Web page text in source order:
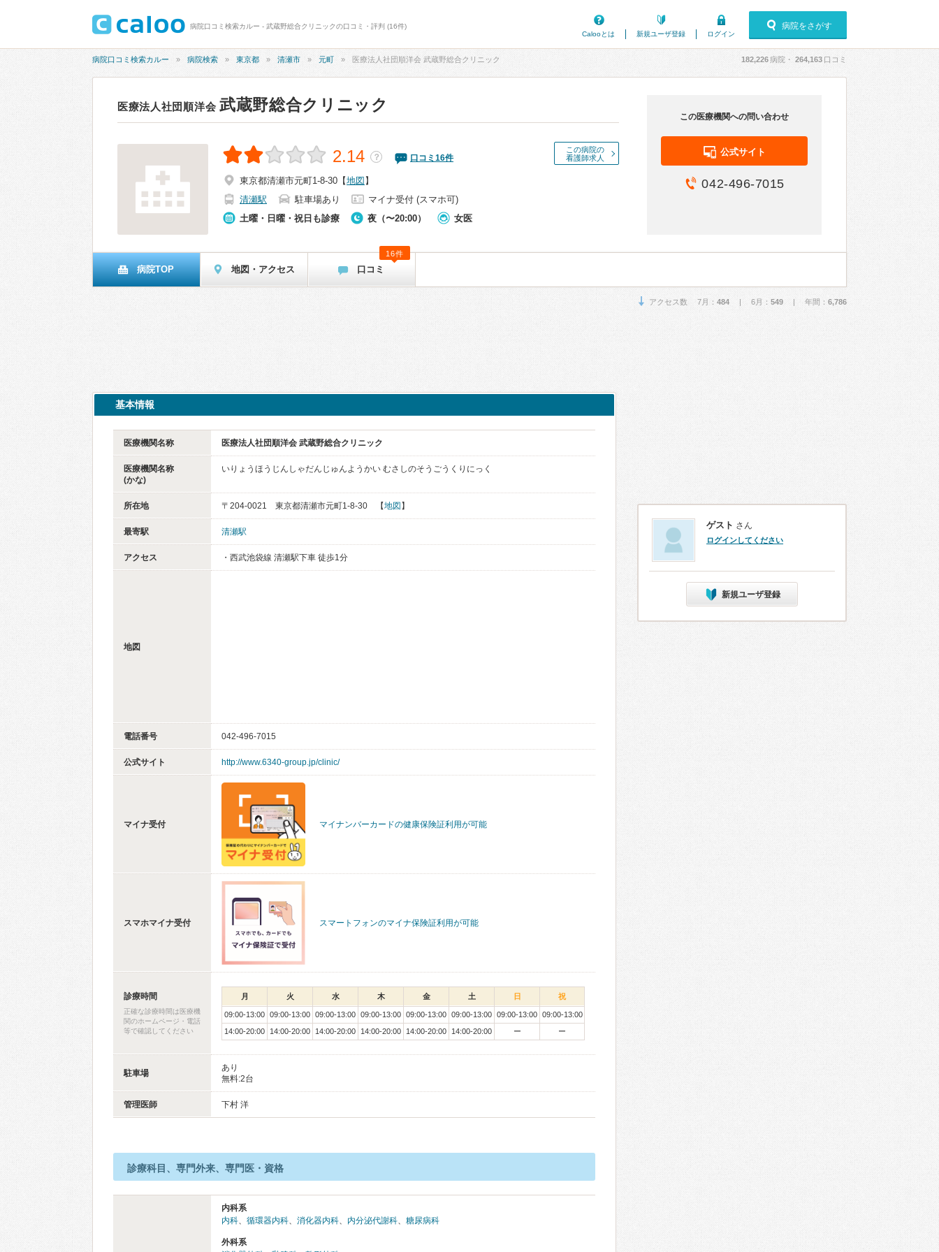
病院口コミ検索カルー - 武蔵野総合クリニックの口コミ・評判 (16件)
Calooとは
新規ユーザ登録 ログイン
病院をさがす
病院口コミ検索カルー 病院検索 東京都 清瀬市 元町 医療法人社団順洋会 武蔵野総合クリニック 182,226病院・ 264,163 口コミ
医療法人社団順洋会 武蔵野総合クリニック
この病院の
看護師求人
2.14 ？ 口コミ 16件
東京都清瀬市元町1-8-30 【地図 】
清瀬駅
駐車場あり
マイナ受付 (スマホ可)
土曜・日曜・祝日も診療
夜（〜20:00） 女医
この医療機関への問い合わせ
公式サイト
042-496-7015
病院TOP 地図・アクセス 口コミ
16件
アクセス数 7月： 484 | 6月： 549 | 年間： 6,786
基本情報
医療機関名称 医療法人社団順洋会 武蔵野総合クリニック
医療機関名称
(かな)
いりょうほうじんしゃだんじゅんようかい むさしのそうごうくりにっく
所在地 〒204-0021 東京都清瀬市元町1-8-30 【地図 】
最寄駅 清瀬駅
アクセス ・西武池袋線 清瀬駅下車 徒歩1分
地図
電話番号 042-496-7015
公式サイト http://www.6340-group.jp/clinic/
マイナ受付 マイナンバーカードの健康保険証利用が可能
スマホマイナ受付 スマートフォンのマイナ保険証利用が可能
診療時間
正確な診療時間は医療機
関のホームページ・電話
等で確認してください
月 火 水 木 金 土 日 祝
09:00-13:00 09:00-13:00 09:00-13:00 09:00-13:00 09:00-13:00 09:00-13:00 09:00-13:00 09:00-13:00
14:00-20:00
14:00-20:00 14:00-20:00 14:00-20:00 14:00-20:00 14:00-20:00 ー ー
駐車場
あり
無料:2台
管理医師 下村 洋
診療科目、専門外来、専門医・資格
内科系
内科、 循環器内科、 消化器内科、 内分泌代謝科、 糖尿病科
外科系
ゲスト さん
ログインしてください
新規ユーザ登録